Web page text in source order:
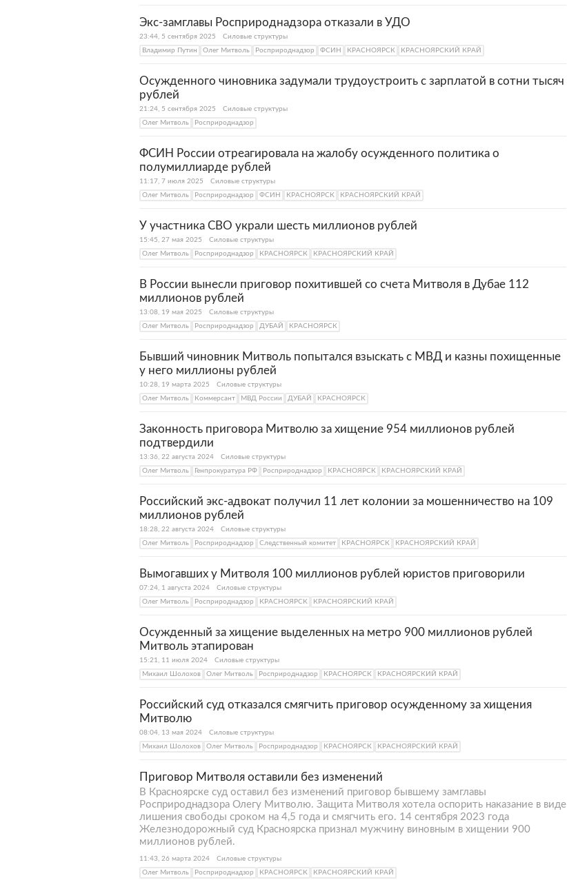
Экс-замглавы Росприроднадзора отказали в УДО
23:44, 5 сентября 2025
Силовые структуры
Владимир Путин
Олег Митволь Росприроднадзор ФСИН КРАСНОЯРСК КРАСНОЯРСКИЙ КРАЙ
Осужденного чиновника задумали трудоустроить с зарплатой в сотни тысяч
рублей
21:24, 5 сентября 2025
Силовые структуры
Олег Митволь
Росприроднадзор
ФСИН России отреагировала на жалобу осужденного политика о
полумиллиарде рублей
11:17, 7 июля 2025
Силовые структуры
Олег Митволь
Росприроднадзор ФСИН КРАСНОЯРСК КРАСНОЯРСКИЙ КРАЙ
У участника СВО украли шесть миллионов рублей
15:45, 27 мая 2025
Силовые структуры
Олег Митволь
Росприроднадзор КРАСНОЯРСК КРАСНОЯРСКИЙ КРАЙ
В России вынесли приговор похитившей со счета Митволя в Дубае 112
миллионов рублей
13:08, 19 мая 2025
Силовые структуры
Олег Митволь
Росприроднадзор ДУБАЙ КРАСНОЯРСК
Бывший чиновник Митволь попытался взыскать с МВД и казны похищенные
у него миллионы рублей
10:28, 19 марта 2025
Силовые структуры
Олег Митволь
Коммерсант МВД России ДУБАЙ КРАСНОЯРСК
Законность приговора Митволю за хищение 954 миллионов рублей
подтвердили
13:36, 22 августа 2024
Силовые структуры
Олег Митволь
Генпрокуратура РФ Росприроднадзор КРАСНОЯРСК КРАСНОЯРСКИЙ КРАЙ
Российский экс-адвокат получил 11 лет колонии за мошенничество на 109
миллионов рублей
18:28, 22 августа 2024
Силовые структуры
Олег Митволь
Росприроднадзор Следственный комитет КРАСНОЯРСК КРАСНОЯРСКИЙ КРАЙ
Вымогавших у Митволя 100 миллионов рублей юристов приговорили
07:24, 1 августа 2024
Силовые структуры
Олег Митволь
Росприроднадзор КРАСНОЯРСК КРАСНОЯРСКИЙ КРАЙ
Осужденный за хищение выделенных на метро 900 миллионов рублей
Митволь этапирован
15:21, 11 июля 2024
Силовые структуры
Михаил Шолохов
Олег Митволь Росприроднадзор КРАСНОЯРСК КРАСНОЯРСКИЙ КРАЙ
Российский суд отказался смягчить приговор осужденному за хищения
Митволю
08:04, 13 мая 2024
Силовые структуры
Михаил Шолохов
Олег Митволь Росприроднадзор КРАСНОЯРСК КРАСНОЯРСКИЙ КРАЙ
Приговор Митволя оставили без изменений
В Красноярске суд оставил без изменений приговор бывшему замглавы
Росприроднадзора Олегу Митволю. Защита Митволя хотела оспорить наказание в виде
лишения свободы сроком на 4,5 года и смягчить его. 14 сентября 2023 года
Железнодорожный суд Красноярска признал мужчину виновным в хищении 900
миллионов рублей.
11:43, 26 марта 2024
Силовые структуры
Олег Митволь
Росприроднадзор КРАСНОЯРСК КРАСНОЯРСКИЙ КРАЙ